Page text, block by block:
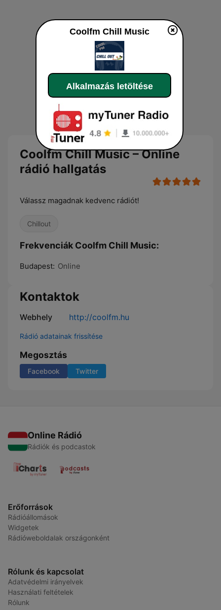
Coolfm Chill Music – Online
rádió hallgatás
Válassz magadnak kedvenc rádiót!
Chillout
Frekvenciák Coolfm Chill Music:
Budapest: Online
Kontaktok
Webhely http://coolfm.hu
Rádió adatainak frissítése
Megosztás
Facebook Twitter
Online Rádió
Rádiók és podcastok
Erőforrások
Rádióállomások
Widgetek
Rádióweboldalak országonként
Rólunk és kapcsolat
Adatvédelmi irányelvek
Használati feltételek
Rólunk
Coolfm Chill Music
Alkalmazás letöltése